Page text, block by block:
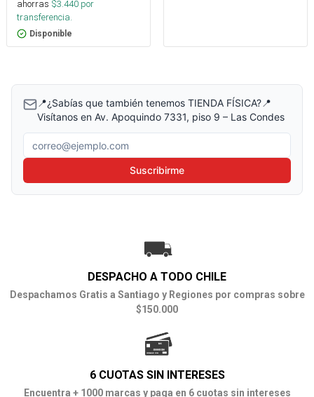
ahorras $3.440 por
transferencia.
Disponible
📍¿Sabías que también tenemos TIENDA FÍSICA?📍
Visítanos en Av. Apoquindo 7331, piso 9 – Las Condes
Correo electrónico
Suscribirme
DESPACHO A TODO CHILE
Despachamos Gratis a Santiago y Regiones por compras sobre
$150.000
6 CUOTAS SIN INTERESES
Encuentra + 1000 marcas y paga en 6 cuotas sin intereses